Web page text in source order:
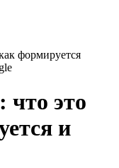
формируется
что это
и